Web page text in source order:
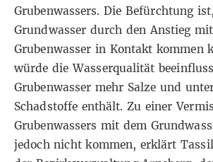
Grubenwassers. Die Befürchtung
Grundwasser durch den Anstieg
Grubenwasser in Kontakt kommen
würde die Wasserqualität
Grubenwasser mehr Salze und
Schadstoffe enthält. Zu einer
Grubenwassers mit dem
jedoch nicht kommen, erklärt